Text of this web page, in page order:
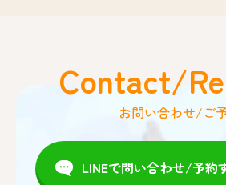
Contact/
お問い合わせ/ご
LINEで問い合わせ/予約